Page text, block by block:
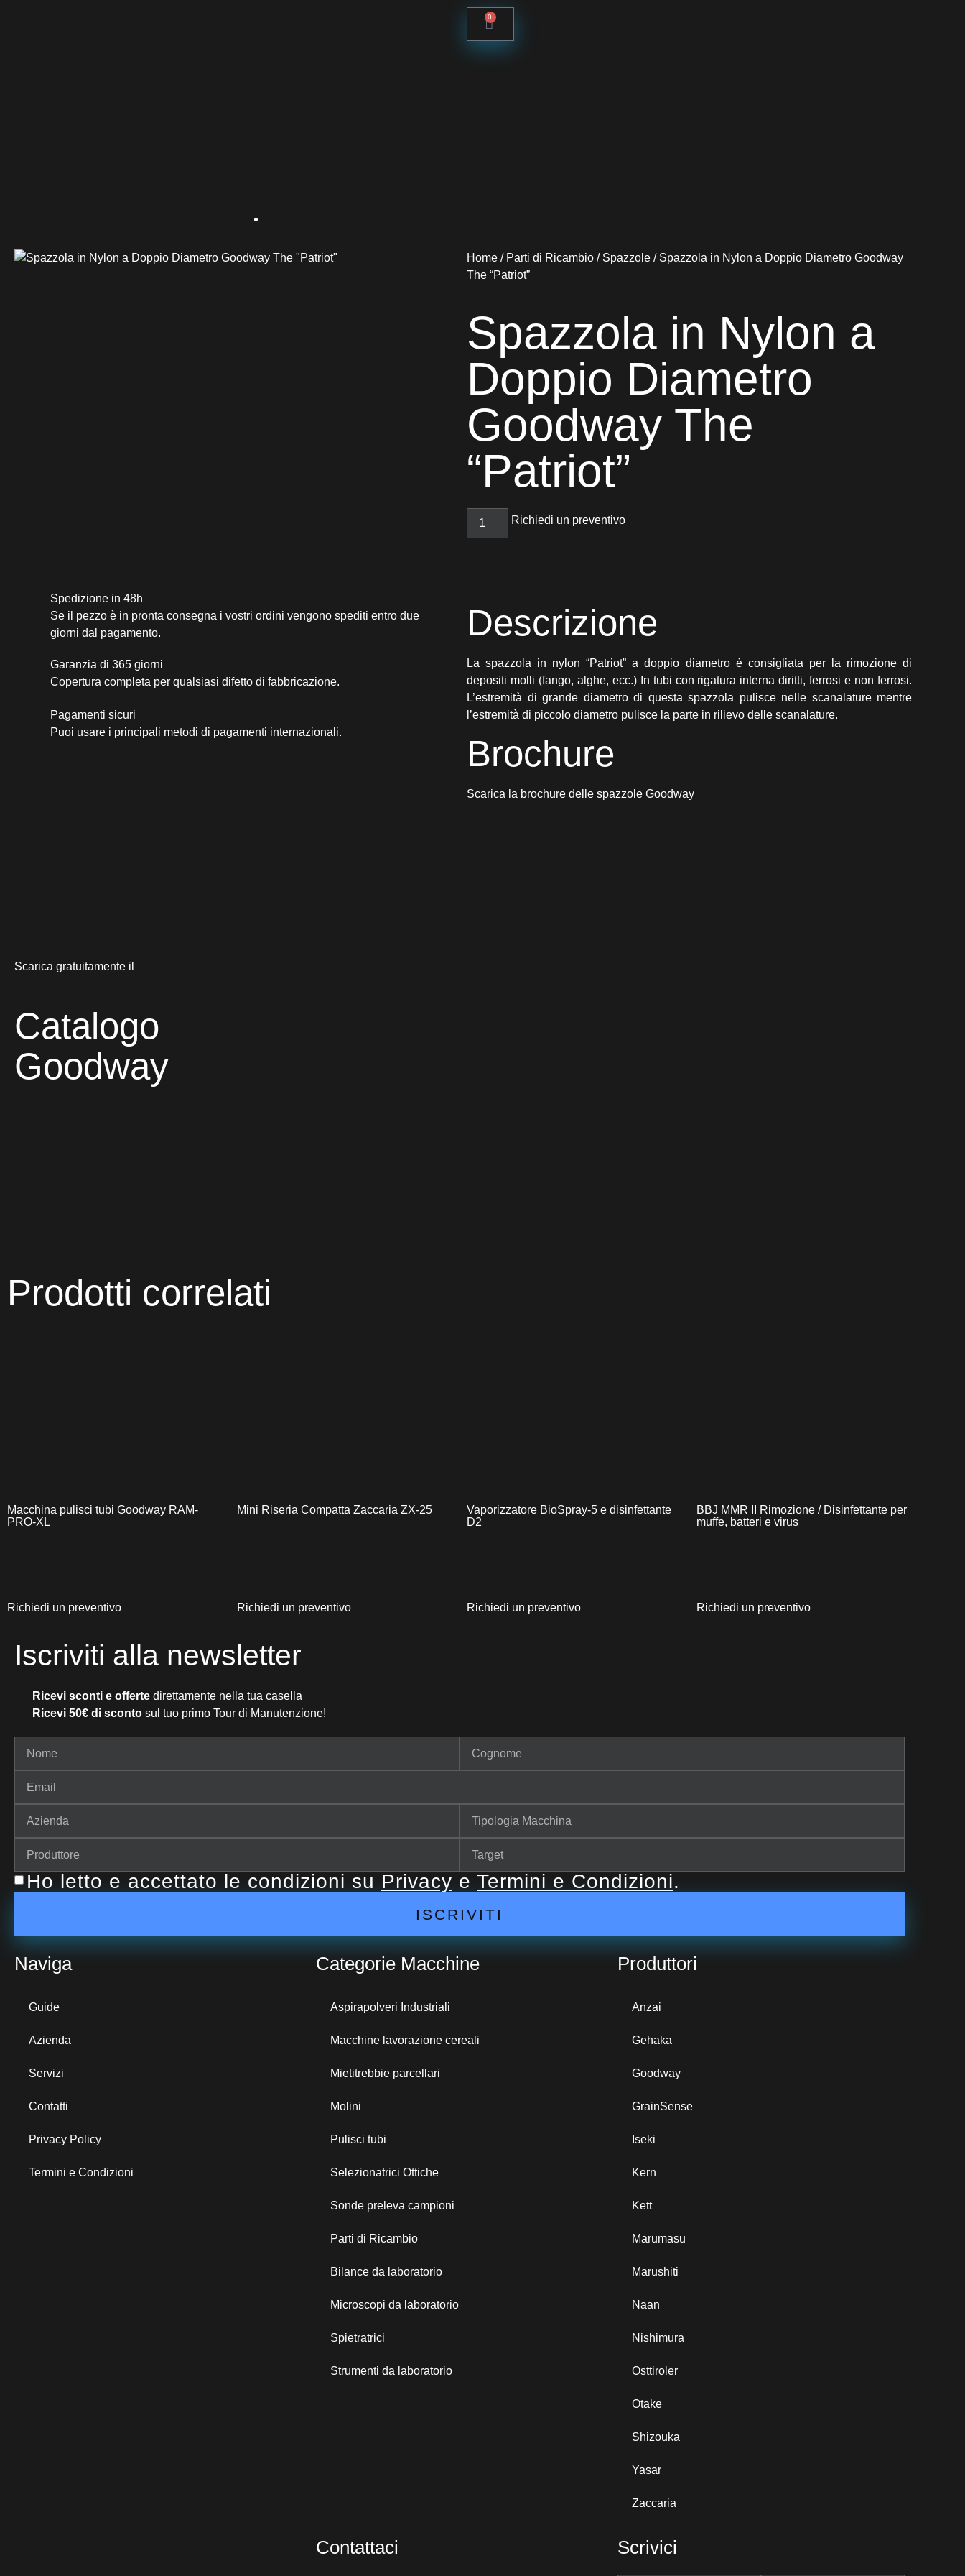
0
Home / Parti di Ricambio / Spazzole / Spazzola in Nylon a Doppio Diametro Goodway
The “Patriot”
Spazzola in Nylon a
Doppio Diametro
Goodway The
“Patriot”
Richiedi un preventivo
Spedizione in 48h
Se il pezzo è in pronta consegna i vostri ordini vengono spediti entro due
giorni dal pagamento.
Garanzia di 365 giorni
Copertura completa per qualsiasi difetto di fabbricazione.
Pagamenti sicuri​
Puoi usare i principali metodi di pagamenti internazionali.
Descrizione
La spazzola in nylon “Patriot” a doppio diametro è consigliata per la rimozione di
depositi molli (fango, alghe, ecc.) In tubi con rigatura interna diritti, ferrosi e non ferrosi.
L’estremità di grande diametro di questa spazzola pulisce nelle scanalature mentre
l’estremità di piccolo diametro pulisce la parte in rilievo delle scanalature.
Brochure
Scarica la brochure delle spazzole Goodway
Scarica gratuitamente il
Catalogo
Goodway
Prodotti correlati
Macchina pulisci tubi Goodway RAM-
PRO-XL
Richiedi un preventivo
Mini Riseria Compatta Zaccaria ZX-25
Richiedi un preventivo
Vaporizzatore BioSpray-5 e disinfettante
D2
Richiedi un preventivo
BBJ MMR II Rimozione / Disinfettante per
muffe, batteri e virus
Richiedi un preventivo
Iscriviti alla newsletter
Ricevi sconti e offerte direttamente nella tua casella
Ricevi 50€ di sconto sul tuo primo Tour di Manutenzione!
Ho letto e accettato le condizioni su Privacy e Termini e Condizioni.
ISCRIVITI
Naviga
Guide
Azienda
Servizi
Contatti
Privacy Policy
Termini e Condizioni
Categorie Macchine
Aspirapolveri Industriali
Macchine lavorazione cereali
Mietitrebbie parcellari
Molini
Pulisci tubi
Selezionatrici Ottiche
Sonde preleva campioni
Parti di Ricambio
Bilance da laboratorio
Microscopi da laboratorio
Spietratrici
Strumenti da laboratorio
Produttori
Anzai
Gehaka
Goodway
GrainSense
Iseki
Kern
Kett
Marumasu
Marushiti
Naan
Nishimura
Osttiroler
Otake
Shizouka
Yasar
Zaccaria
Contattaci Scrivici